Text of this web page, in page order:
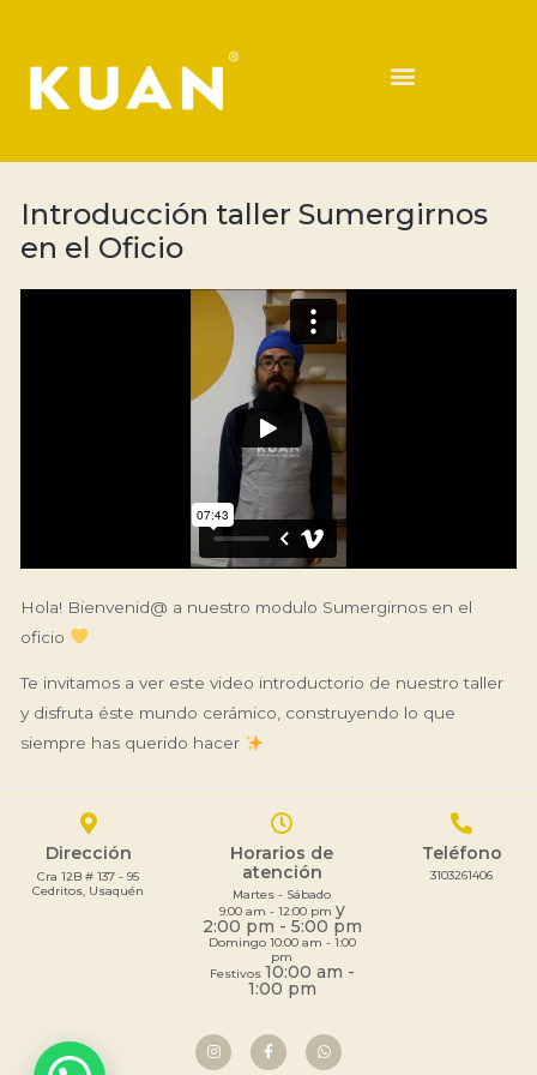
Introducción taller Sumergirnos
en el Oficio
Hola! Bienvenid@ a nuestro modulo Sumergirnos en el
oficio
Te invitamos a ver este video introductorio de nuestro taller
y disfruta éste mundo cerámico, construyendo lo que
siempre has querido hacer
Dirección
Cra 12B # 137 - 95
Cedritos, Usaquén
Horarios de
atención
Martes - Sábado
9:00 am - 12:00 pm y
2:00 pm - 5:00 pm
Domingo 10:00 am - 1:00
pm
Festivos 10:00 am -
1:00 pm
Teléfono
3103261406